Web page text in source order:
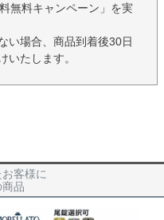
無料キャンペーン」を実
い場合、商品到着後30日
いたします。
客様に
品